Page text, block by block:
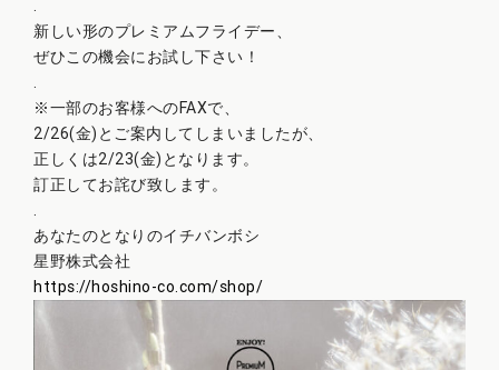
新しい形のプレミアムフライデー、
ぜひこの機会にお試し下さい！
※一部のお客様へのFAXで、
2/26(金)とご案内してしまいましたが、
正しくは2/23(金)となります。
訂正してお詫び致します。
あなたのとなりのイチバンボシ
星野株式会社
https://hoshino-co.com/shop/